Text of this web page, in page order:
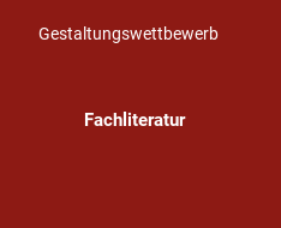
Gestaltungswettbewerb
Fachliteratur